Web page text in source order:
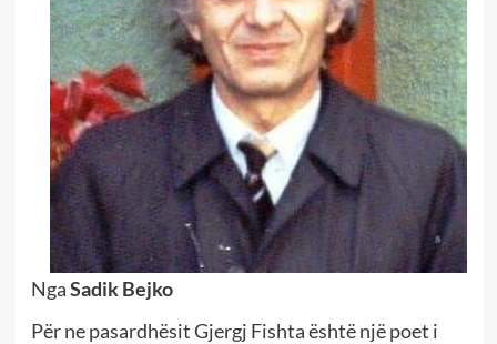
NgaSadik Bejko
Për ne pasardhësit Gjergj Fishta është një poet i